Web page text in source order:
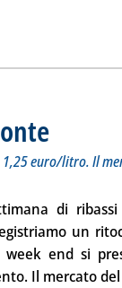
euro/litro. Il
di
un
week end si
Il mercato